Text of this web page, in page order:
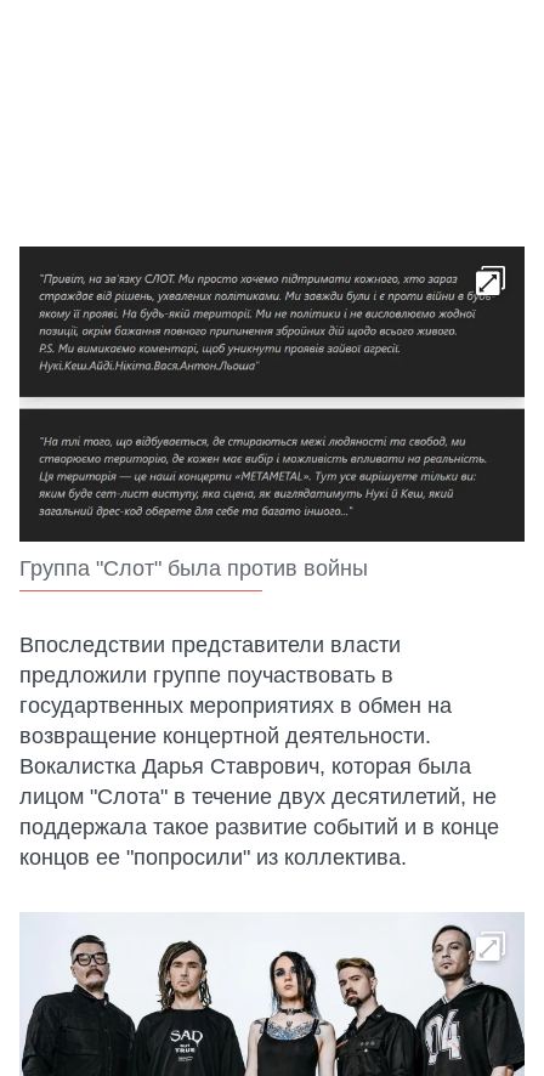
Группа "Слот" была против войны
Впоследствии представители власти
предложили группе поучаствовать в
государтвенных мероприятиях в обмен на
возвращение концертной деятельности.
Вокалистка Дарья Ставрович, которая была
лицом "Слота" в течение двух десятилетий, не
поддержала такое развитие событий и в конце
концов ее "попросили" из коллектива.